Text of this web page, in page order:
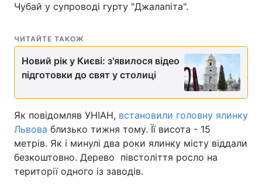
Чубай у супроводі гурту "Джалапіта".
ЧИТАЙТЕ ТАКОЖ
Новий рік у Києві: з'явилося відео
підготовки до свят у столиці
Як повідомляв УНІАН, встановили головну ялинку
Львова близько тижня тому. Її висота - 15
метрів. Як і минулі два роки ялинку місту віддали
безкоштовно. Дерево півстоліття росло на
території одного із заводів.